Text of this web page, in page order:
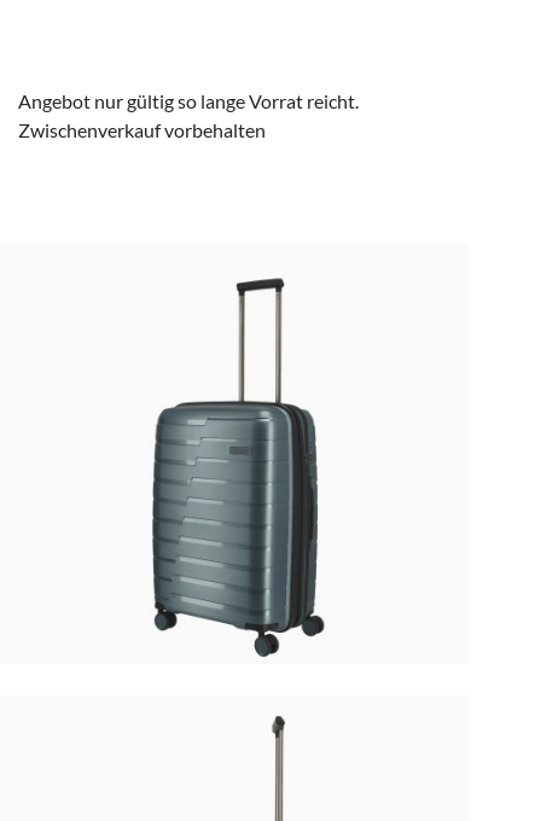
Angebot nur gültig so lange Vorrat reicht.
Zwischenverkauf vorbehalten